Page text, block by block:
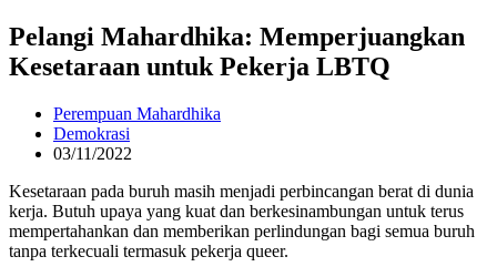
Pelangi Mahardhika: Memperjuangkan
Kesetaraan untuk Pekerja LBTQ
Perempuan Mahardhika
Demokrasi
03/11/2022
Kesetaraan pada buruh masih menjadi perbincangan berat di dunia
kerja. Butuh upaya yang kuat dan berkesinambungan untuk terus
mempertahankan dan memberikan perlindungan bagi semua buruh
tanpa terkecuali termasuk pekerja queer.